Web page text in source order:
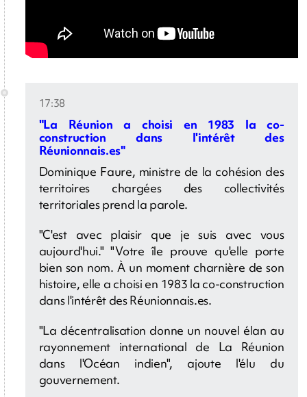
17:38
"La Réunion a choisi en 1983 la co-
construction dans l'intérêt des
Réunionnais.es"
Dominique Faure, ministre de la cohésion des
territoires chargées des collectivités
territoriales prend la parole.
"C'est avec plaisir que je suis avec vous
aujourd'hui." "Votre île prouve qu'elle porte
bien son nom. À un moment charnière de son
histoire, elle a choisi en 1983 la co-construction
dans l'intérêt des Réunionnais.es.
"La décentralisation donne un nouvel élan au
rayonnement international de La Réunion
dans l'Océan indien", ajoute l'élu du
gouvernement.